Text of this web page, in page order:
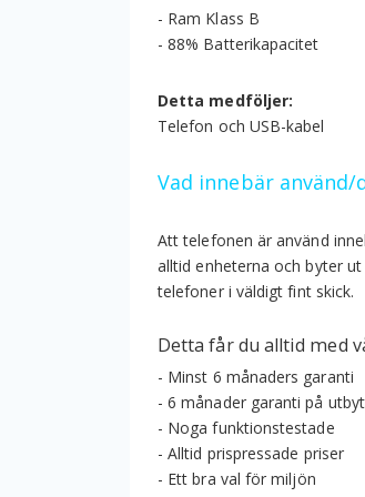
- Ram Klass B
- 88% Batterikapacitet
Detta medföljer:
Telefon och USB-kabel
Vad innebär
Att telefonen är använd
alltid enheterna och byter
telefoner i väldigt fint skick.
Detta får du alltid med
- Minst 6 månaders garanti
- 6 månader garanti på
- Noga funktionstestade
- Alltid prispressade priser
- Ett bra val för miljön